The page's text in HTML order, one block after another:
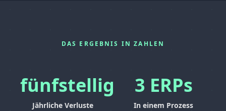
DAS ERGEBNIS IN ZAHLEN
fünfstellig
Jährliche Verluste
3 ERPs
In einem Prozess